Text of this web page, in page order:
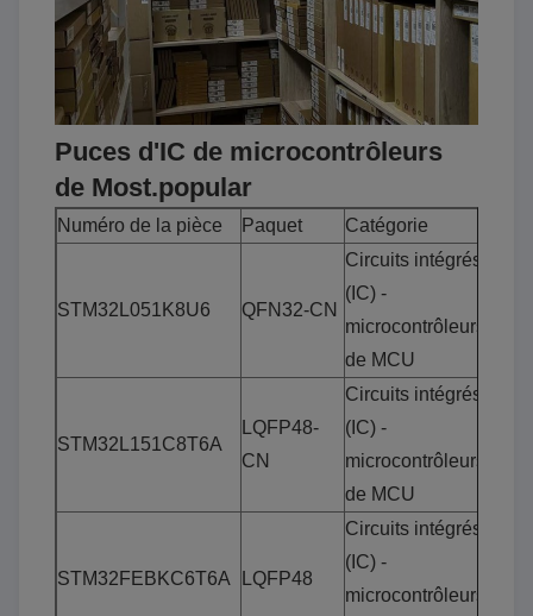
Puces d'IC de microcontrôleurs
de Most.popular
Numéro de la pièce Paquet Catégorie
STM32L051K8U6 QFN32-CN
Circuits intégrés
(IC) -
microcontrôleurs
de MCU
STM32L151C8T6A
LQFP48-
CN
Circuits intégrés
(IC) -
microcontrôleurs
de MCU
STM32FEBKC6T6A LQFP48
Circuits intégrés
(IC) -
microcontrôleurs